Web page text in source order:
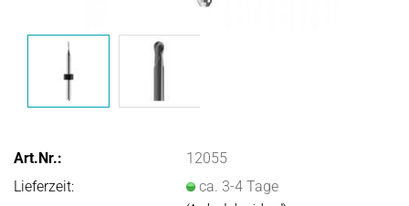
Art.Nr.:
12055
Lieferzeit:
ca. 3-4 Tage